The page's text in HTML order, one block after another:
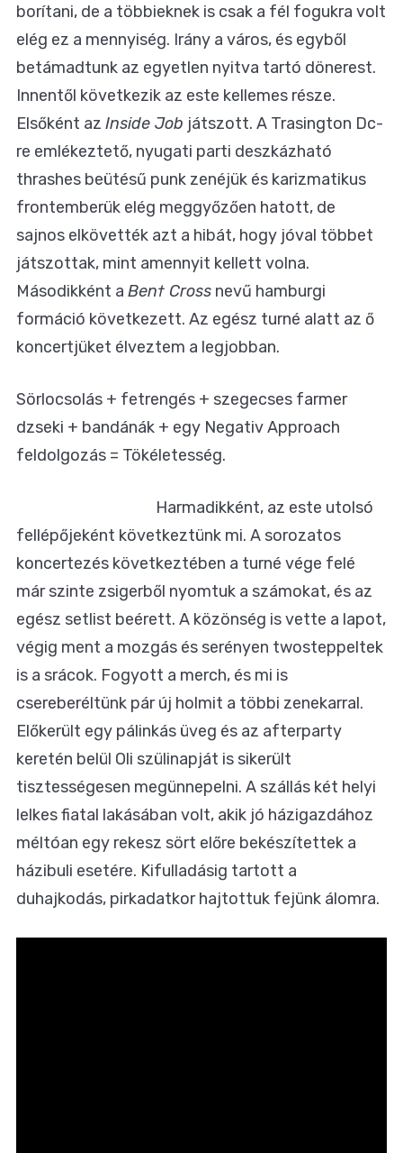
borítani, de a többieknek is csak a fél fogukra volt
elég ez a mennyiség. Irány a város, és egyből
betámadtunk az egyetlen nyitva tartó dönerest.
Innentől következik az este kellemes része.
Elsőként az Inside Job játszott. A Trasington Dc-
re emlékeztető, nyugati parti deszkázható
thrashes beütésű punk zenéjük és karizmatikus
frontemberük elég meggyőzően hatott, de
sajnos elkövették azt a hibát, hogy jóval többet
játszottak, mint amennyit kellett volna.
Másodikként a Ben† Cross nevű hamburgi
formáció következett. Az egész turné alatt az ő
koncertjüket élveztem a legjobban.
Sörlocsolás + fetrengés + szegecses farmer
dzseki + bandánák + egy Negativ Approach
feldolgozás = Tökéletesség.
Harmadikként, az este utolsó
fellépőjeként következtünk mi. A sorozatos
koncertezés következtében a turné vége felé
már szinte zsigerből nyomtuk a számokat, és az
egész setlist beérett. A közönség is vette a lapot,
végig ment a mozgás és serényen twosteppeltek
is a srácok. Fogyott a merch, és mi is
csereberéltünk pár új holmit a többi zenekarral.
Előkerült egy pálinkás üveg és az afterparty
keretén belül Oli szülinapját is sikerült
tisztességesen megünnepelni. A szállás két helyi
lelkes fiatal lakásában volt, akik jó házigazdához
méltóan egy rekesz sört előre bekészítettek a
házibuli esetére. Kifulladásig tartott a
duhajkodás, pirkadatkor hajtottuk fejünk álomra.